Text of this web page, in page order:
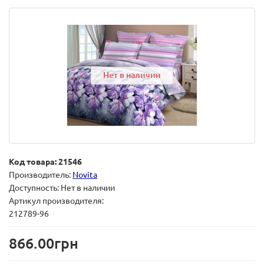
Нет в наличии
Код товара: 21546
Производитель: Novita
Доступность: Нет в наличии
Артикул производителя:
212789-96
866.00грн